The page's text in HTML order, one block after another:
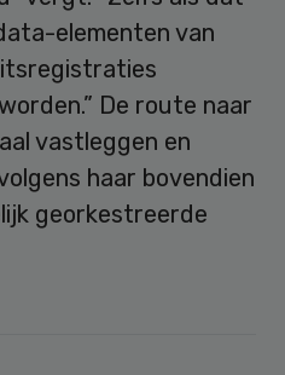
elementen van
De route naar
vastleggen en
haar bovendien
georkestreerde